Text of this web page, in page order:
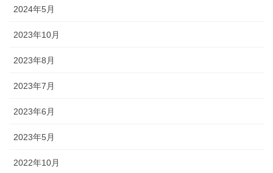
2024年5月
2023年10月
2023年8月
2023年7月
2023年6月
2023年5月
2022年10月
旗・神社幟（のぼり）